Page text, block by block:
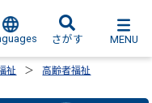
さがす MENU
祉
高齢者福祉